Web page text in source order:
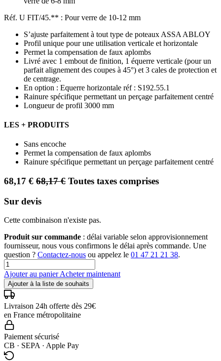
Réf. U FIT/45.** : Pour verre de 10-12 mm
S’ajuste parfaitement à tout type de poteaux ASSA ABLOY
Profil unique pour une utilisation verticale et horizontale
Permet la compensation de faux aplombs
Livré avec 1 embout de finition, 1 équerre verticale (pour un
parfait alignement des coupes à 45°) et 3 cales de protection et
de centrage.
En option : Equerre horizontale réf : S192.55.1
Rainure spécifique permettant un perçage parfaitement centré
Longueur de profil 3000 mm
LES + PRODUITS
Sans encoche
Permet la compensation de faux aplombs
Rainure spécifique permettant un perçage parfaitement centré
68,17 € 68,17€ Toutes taxes comprises
Sur devis
Cette combinaison n'existe pas.
Produit sur commande : délai variable selon approvisionnement
fournisseur, nous vous confirmons le délai après commande. Une
question ? Contactez-nous ou appelez le 01 47 21 21 38.
Ajouter au panierAcheter maintenant
Ajouter à la liste de souhaits
Livraison 24h offerte dès 29€
en France métropolitaine
Paiement sécurisé
CB · SEPA · Apple Pay